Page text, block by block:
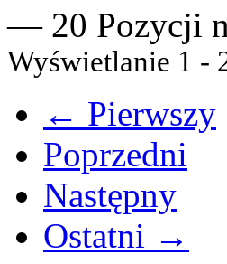
— 20 Pozycji
Wyświetlanie 1 -
← Pierwszy
Poprzedni
Następny
Ostatni →